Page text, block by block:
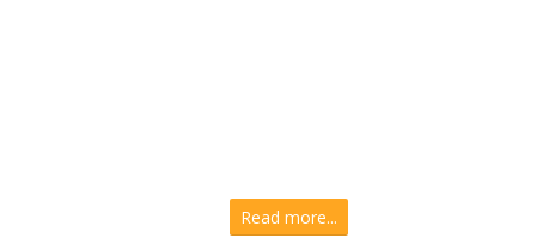
Read more...